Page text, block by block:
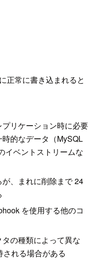
正常に書き込まれると
リケーション時に必要
的なデータ（MySQL
イベントストリームな
、まれに削除まで 24
を使用する他のコ
の種類によって異な
される場合がある